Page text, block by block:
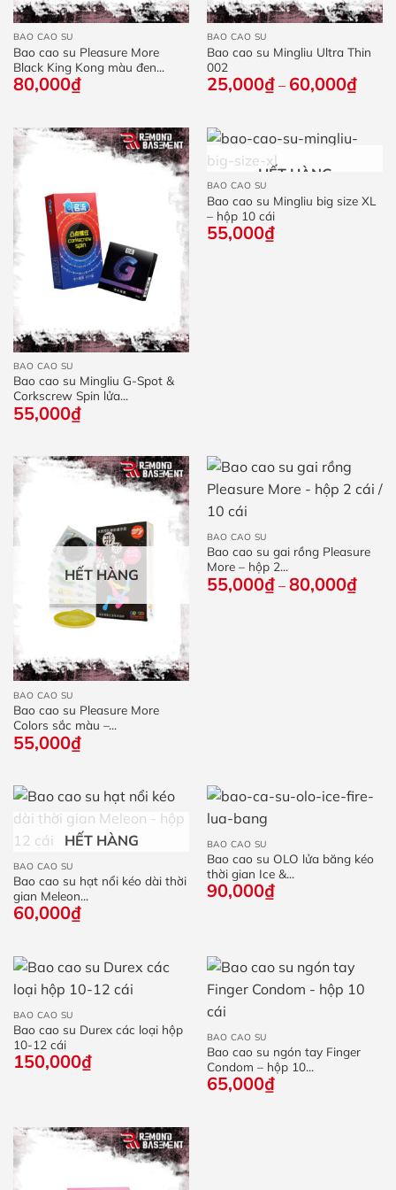
BAO CAO SU
Bao cao su Pleasure More
Black King Kong màu đen...
80,000₫
BAO CAO SU
Bao cao su Mingliu Ultra Thin
002
25,000₫ – 60,000₫
giá:
đến
BAO CAO SU
Bao cao su Mingliu G-Spot &
Corkscrew Spin lửa...
55,000₫
HẾT HÀNG
BAO CAO SU
Bao cao su Mingliu big size XL
– hộp 10 cái
55,000₫
HẾT HÀNG
BAO CAO SU
Bao cao su Pleasure More
Colors sắc màu –...
55,000₫
BAO CAO SU
Bao cao su gai rồng Pleasure
More – hộp 2...
55,000₫ – 80,000₫
giá:
HẾT HÀNG
BAO CAO SU
Bao cao su hạt nổi kéo dài thời
gian Meleon...
60,000₫
BAO CAO SU
Bao cao su OLO lửa băng kéo
thời gian Ice &...
90,000₫
BAO CAO SU
Bao cao su Durex các loại hộp
10-12 cái
150,000₫
BAO CAO SU
Bao cao su ngón tay Finger
Condom – hộp 10...
65,000₫